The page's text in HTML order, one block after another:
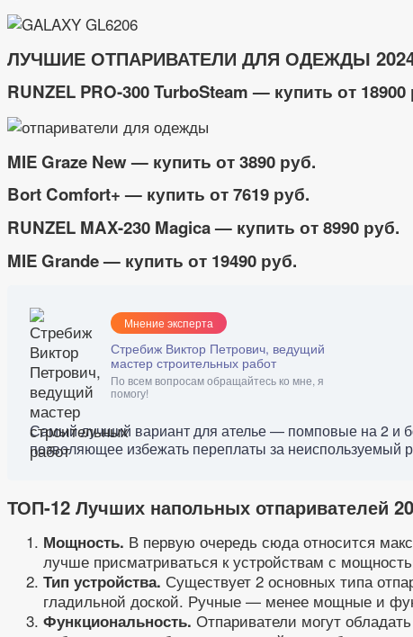
ЛУЧШИЕ ОТПАРИВАТЕЛИ ДЛЯ ОДЕЖДЫ
RUNZEL PRO-300 TurboSteam — купить от 18900
MIE Graze New — купить от 3890 руб.
Bort Comfort+ — купить от 7619 руб.
RUNZEL MAX-230 Magica — купить от 8990 руб.
MIE Grande — купить от 19490 руб.
Мнение эксперта
Стребиж Виктор Петрович, ведущий
мастер строительных работ
По всем вопросам обращайтесь ко мне, я
помогу!
Самый лучший вариант для ателье — помповые на 2 и
позволяющее избежать переплаты за неиспользуемый
ТОП-12 Лучших напольных отпаривателей
Мощность. В первую очередь сюда относится
лучше присматриваться к устройствам с
Тип устройства. Существует 2 основных типа
гладильной доской. Ручные — менее мощные и
Функциональность. Отпариватели могут